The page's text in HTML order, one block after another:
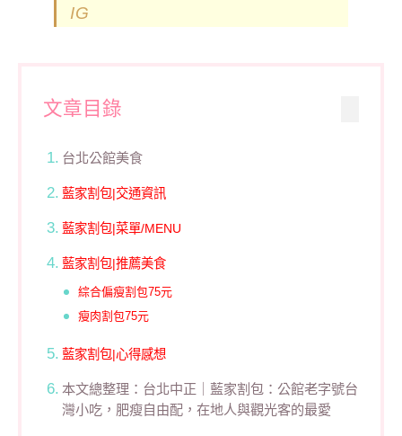
IG
文章目錄
台北公館美食
藍家割包|交通資訊
藍家割包|菜單/MENU
藍家割包|推薦美食
綜合偏瘦割包75元
瘦肉割包75元
藍家割包|心得感想
本文總整理：台北中正｜藍家割包：公館老字號台
灣小吃，肥瘦自由配，在地人與觀光客的最愛